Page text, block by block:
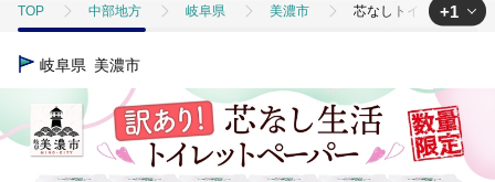
TOP 中部地方 岐阜県 美濃市 芯なしトイレットペー
TOP
+1
岐阜県 美濃市